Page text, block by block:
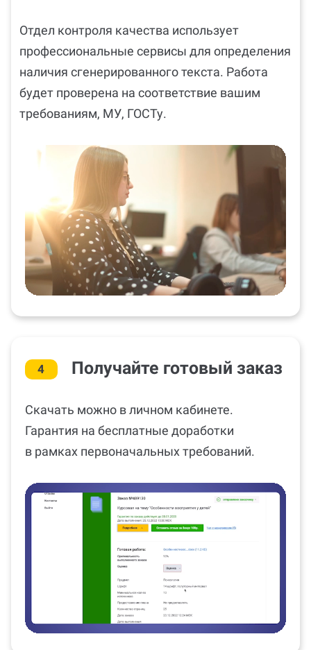
Отдел контроля качества использует
профессиональные сервисы для определения
наличия сгенерированного текста. Работа
будет проверена на соответствие вашим
требованиям, МУ, ГОСТу.
4 Получайте готовый заказ
Скачать можно в личном кабинете.
Гарантия на бесплатные доработки
в рамках первоначальных требований.